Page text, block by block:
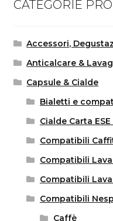
CATEGORIE
Accessori,
Anticalcare &
Capsule & Cialde
Bialetti e
Cialde Carta
Compatibili
Compatibili
Compatibili
Compatibili
Caffè